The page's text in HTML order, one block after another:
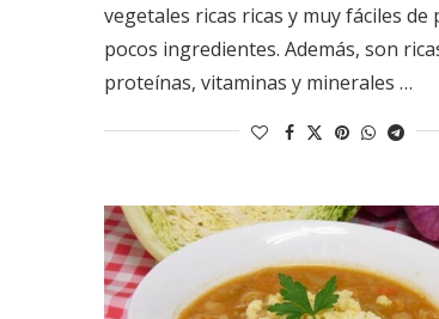
vegetales ricas ricas y muy fáciles
pocos ingredientes. Además, son
proteínas, vitaminas y minerales …